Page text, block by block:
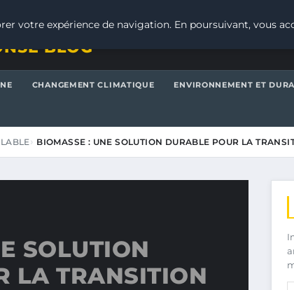
BLOG
CHANGEMENT CLIMATIQUE ENVIRONNEMENT ET
BIOMASSE : UNE SOLUTION DURABLE POUR LA
SOLUTION
LA TRANSITION
votre expérience de navigation. En poursuivant, vous